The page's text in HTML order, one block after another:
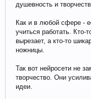
душевность и
Как и в любой сфере -
учиться работать. Кто-
вырезает, а кто-то
ножницы.
Так вот нейросети не
творчество. Они
идеи.